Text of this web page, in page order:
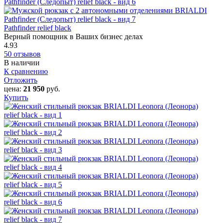
Pathfinder relief black
Верный помощник в Ваших бизнес делах
4.93
50 отзывов
В наличии
К сравнению
Отложить
цена: 21 950 руб.
Купить